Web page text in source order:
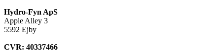
Hydro-Fyn ApS
Apple Alley 3
5592 Ejby
CVR: 40337466